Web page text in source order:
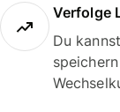
Verfolge
Du